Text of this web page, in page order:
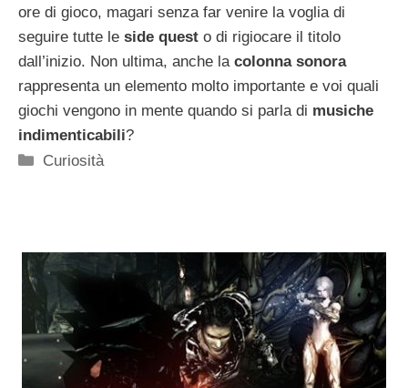
ore di gioco, magari senza far venire la voglia di
seguire tutte le side quest o di rigiocare il titolo
dall’inizio. Non ultima, anche la colonna sonora
rappresenta un elemento molto importante e voi quali
giochi vengono in mente quando si parla di musiche
indimenticabili?
Categorie
Curiosità